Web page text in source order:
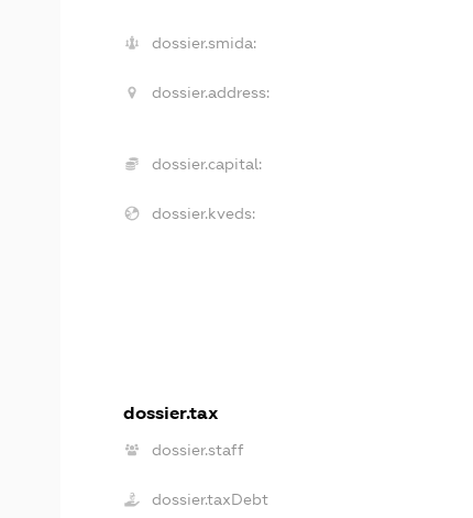
dossier.smida:
dossier.address:
dossier.capital:
dossier.kveds:
dossier.tax
dossier.staff
dossier.taxDebt